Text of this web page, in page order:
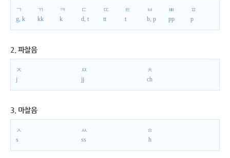
ㄱ
g, k
ㄲ
kk
ㅋ
k
ㄷ
d, t
ㄸ
tt
ㅌ
t
ㅂ
b, p
ㅃ
pp
ㅍ
p
2. 파찰음
ㅈ
j
ㅉ
jj
ㅊ
ch
3. 마찰음
ㅅ
s
ㅆ
ss
ㅎ
h